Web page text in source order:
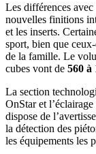
Les différences
nouvelles finitions
et les inserts.
sport, bien que
de la famille. Le
cubes vont de 560 à
La section
OnStar et
dispose de
la détection des
les équipements les